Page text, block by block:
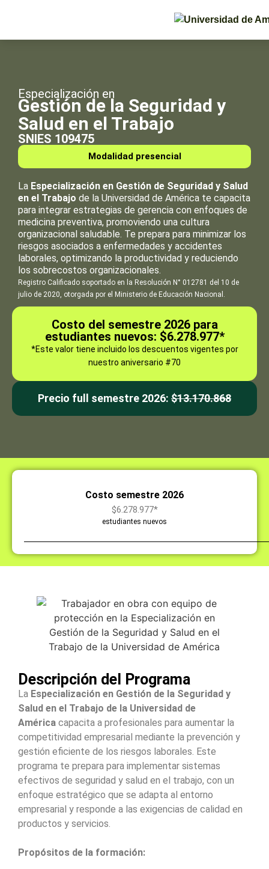
Especialización en
Gestión de la Seguridad y
Salud en el Trabajo
SNIES 109475
Modalidad presencial
La Especialización en Gestión de Seguridad y Salud
en el Trabajo de la Universidad de América te capacita
para integrar estrategias de gerencia con enfoques de
medicina preventiva, promoviendo una cultura
organizacional saludable. Te prepara para minimizar los
riesgos asociados a enfermedades y accidentes
laborales, optimizando la productividad y reduciendo
los sobrecostos organizacionales.
Registro Calificado soportado en la Resolución N° 012781 del 10 de
julio de 2020, otorgada por el Ministerio de Educación Nacional.
Costo del semestre 2026 para
estudiantes nuevos: $6.278.977*
*Este valor tiene incluido los descuentos vigentes por
nuestro aniversario #70
Precio full semestre 2026: $13.170.868
Costo semestre 2026
$6.278.977*
estudiantes nuevos
Descripción del Programa
La Especialización en Gestión de la Seguridad y
Salud en el Trabajo de la Universidad de
América capacita a profesionales para aumentar la
competitividad empresarial mediante la prevención y
gestión eficiente de los riesgos laborales. Este
programa te prepara para implementar sistemas
efectivos de seguridad y salud en el trabajo, con un
enfoque estratégico que se adapta al entorno
empresarial y responde a las exigencias de calidad en
productos y servicios.
Propósitos de la formación: